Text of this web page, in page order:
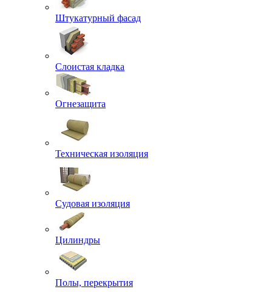
Штукатурный фасад
Слоистая кладка
Огнезащита
Техническая изоляция
Судовая изоляция
Цилиндры
Полы, перекрытия